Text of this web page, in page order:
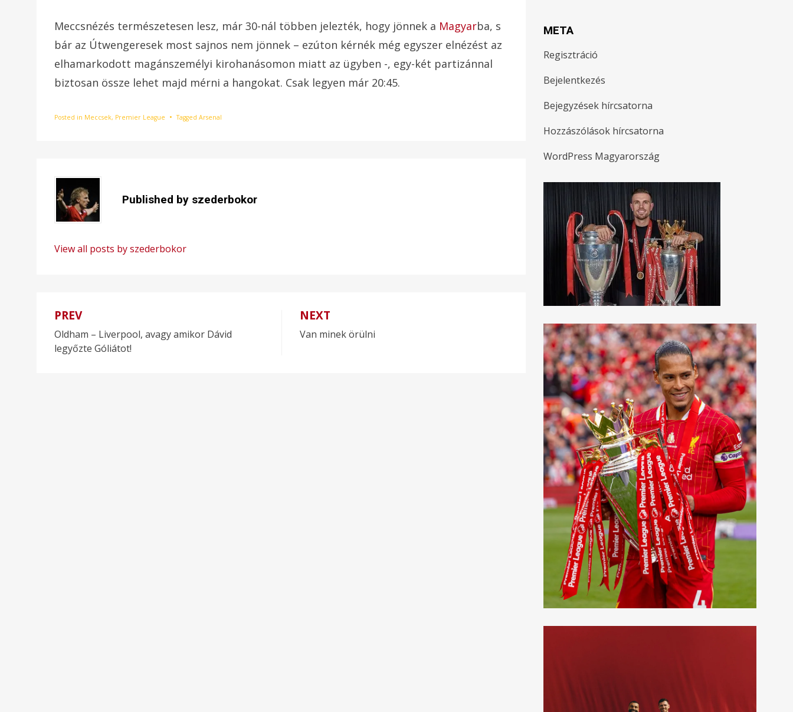
Meccsnézés természetesen lesz, már 30-nál többen jelezték, hogy jönnek a Magyarba, s
bár az Útwengeresek most sajnos nem jönnek – ezúton kérnék még egyszer elnézést az
elhamarkodott magánszemélyi kirohanásomon miatt az ügyben -, egy-két partizánnal
biztosan össze lehet majd mérni a hangokat. Csak legyen már 20:45.
Posted in Meccsek, Premier League Tagged Arsenal
Published by szederbokor
View all posts by szederbokor
Bejegyzés
navigáció
PREV
Oldham – Liverpool, avagy amikor Dávid
legyőzte Góliátot!
NEXT
Van minek örülni
META
Regisztráció
Bejelentkezés
Bejegyzések hírcsatorna
Hozzászólások hírcsatorna
WordPress Magyarország